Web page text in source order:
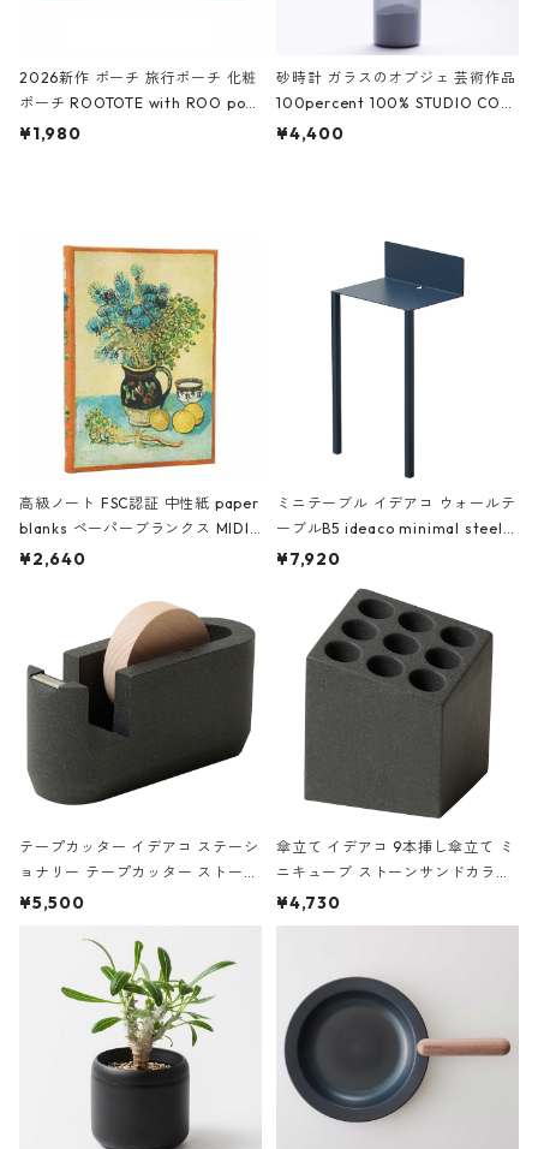
2026新作 ポーチ 旅行ポーチ 化粧
ポーチ ROOTOTE with ROO pou
ch 3532 ルートート WR.ポーチ.ラ
¥1,980
砂時計 ガラスのオブジェ 芸術作品
100percent 100% STUDIO COH
AKU Timeless 100パーセント ス
¥4,400
高級ノート FSC認証 中性紙 paper
blanks ペーパーブランクス MIDI
ハードカバー 罫線 ヴァン・ゴッホ
¥2,640
ミニテーブル イデアコ ウォールテ
ーブルB5 ideaco minimal steel f
urniture WALL Table B5 ネイビー
¥7,920
テープカッター イデアコ ステーシ
ョナリー テープカッター ストーン
サンドカラー 石調 ideaco Station
¥5,500
傘立て イデアコ 9本挿し傘立て ミ
ニキューブ ストーンサンドカラー
石調 ideaco Umbrella Stand CUB
E ストーンサンドブラック
¥4,730